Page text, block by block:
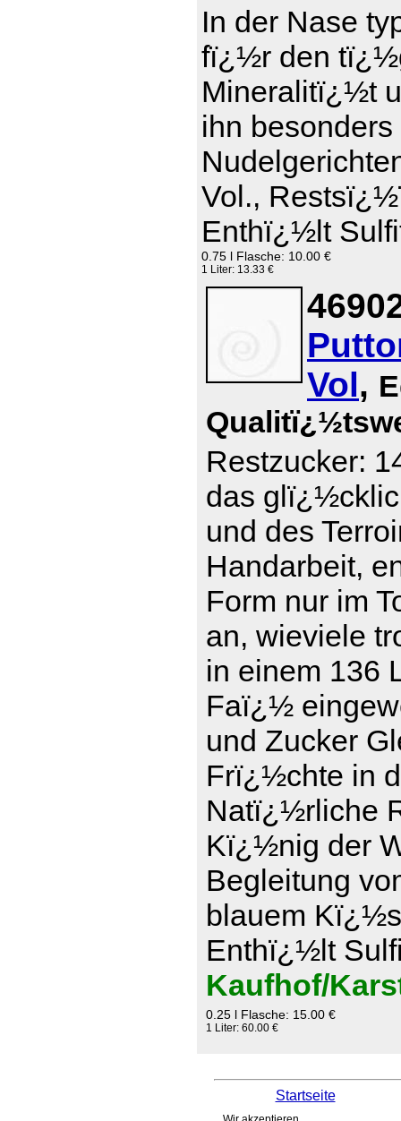
In der Nase
fï¿½r den
Mineralitï¿½t
ihn
Vol.,
Enthï¿½lt
0.75 l Flasche: 10.00 €
1 Liter: 13.33 €
Vol,
Restzucker:
das
und des
Handarbeit,
Form nur im
an, wieviele
in einem 136
Faï¿½
und Zucker
Frï¿½chte in
Natï¿½rliche
Kï¿½nig der
Begleitung
blauem
Enthï¿½lt
Kaufhof/
0.25 l Flasche: 15.00 €
1 Liter: 60.00 €
Startseite